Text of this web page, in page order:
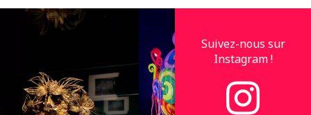
Suivez-nous sur
Instagram !